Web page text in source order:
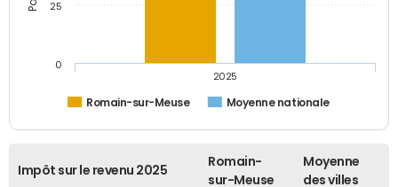
Romain-sur-Meuse Moyenne nationale
2025
0
25
Impôt sur le revenu 2025
Romain-
sur-Meuse
Moyenne
des villes